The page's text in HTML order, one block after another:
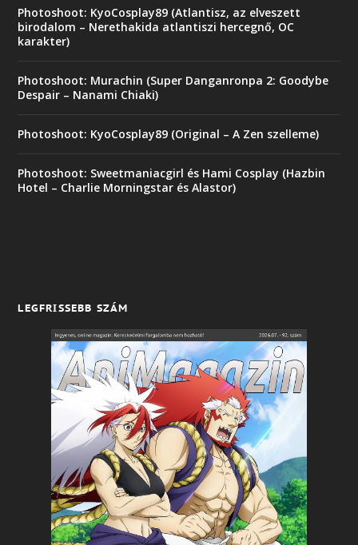
Photoshoot: KyoCosplay89 (Atlantisz, az elveszett
birodalom – Nerethakida atlantiszi hercegnő, OC
karakter)
Photoshoot: Murachin (Super Danganronpa 2: Goodybe
Despair – Nanami Chiaki)
Photoshoot: KyoCosplay89 (Original – A Zen szelleme)
Photoshoot: Sweetmaniacgirl és Hami Cosplay (Hazbin
Hotel – Charlie Morningstar és Alastor)
LEGFRISSEBB SZÁM